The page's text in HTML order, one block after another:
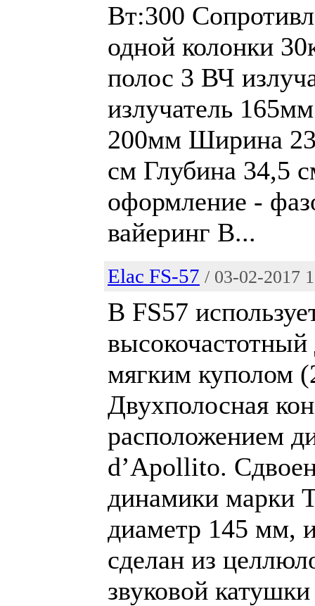
Вт:300
одной колонки
полос 3 ВЧ
излучатель
200мм Ширина
см Глубина 34,5
оформление -
вайеринг В...
Elac FS-57 / 03-02-2017
В FS57
мягким куполом
Двухполосная
расположением
d’Apollito.
динамики марки
диаметр 145 мм,
сделан из
звуковой